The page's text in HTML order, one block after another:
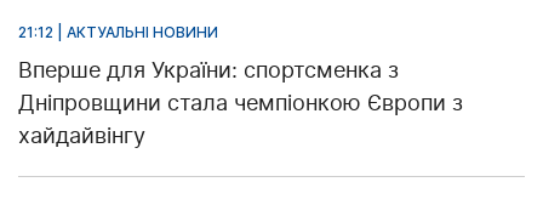
21:12 | АКТУАЛЬНІ НОВИНИ
Вперше для України: спортсменка з
Дніпровщини стала чемпіонкою Європи з
хайдайвінгу